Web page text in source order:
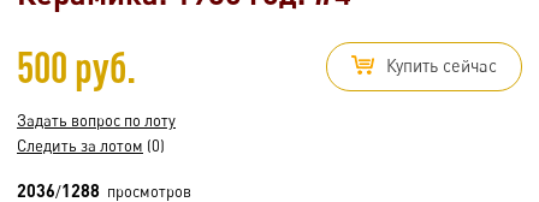
500 руб. Купить сейчас
Задать вопрос по лоту
Следить за лотом (0)
2036/1288 просмотров